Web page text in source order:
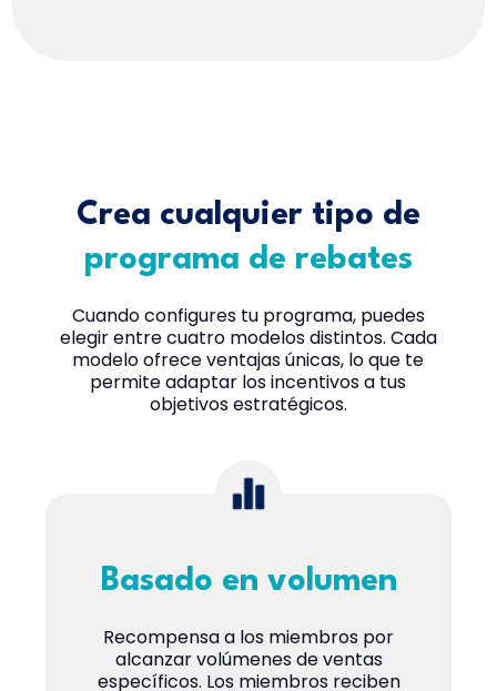
Crea cualquier tipo de
programa de rebates
Cuando configures tu programa, puedes
elegir entre cuatro modelos distintos. Cada
modelo ofrece ventajas únicas, lo que te
permite adaptar los incentivos a tus
objetivos estratégicos.
Basado en volumen
Recompensa a los miembros por
alcanzar volúmenes de ventas
específicos. Los miembros reciben